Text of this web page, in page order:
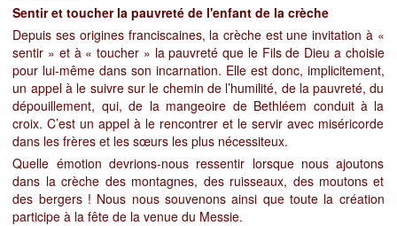
Sentir et toucher la pauvreté de l'enfant de la crèche
Depuis ses origines franciscaines, la crèche est une invitation à «
sentir » et à « toucher » la pauvreté que le Fils de Dieu a choisie
pour lui-même dans son incarnation. Elle est donc, implicitement,
un appel à le suivre sur le chemin de l’humilité, de la pauvreté, du
dépouillement, qui, de la mangeoire de Bethléem conduit à la
croix. C’est un appel à le rencontrer et le servir avec miséricorde
dans les frères et les sœurs les plus nécessiteux.
Quelle émotion devrions-nous ressentir lorsque nous ajoutons
dans la crèche des montagnes, des ruisseaux, des moutons et
des bergers ! Nous nous souvenons ainsi que toute la création
participe à la fête de la venue du Messie.